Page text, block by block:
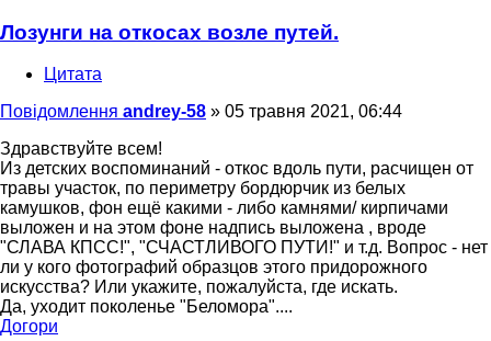
Лозунги на откосах возле путей.
Цитата
Повідомлення andrey-58 » 05 травня 2021, 06:44
Здравствуйте всем!
Из детских воспоминаний - откос вдоль пути, расчищен от
травы участок, по периметру бордюрчик из белых
камушков, фон ещё какими - либо камнями/ кирпичами
выложен и на этом фоне надпись выложена , вроде
"СЛАВА КПСС!", "СЧАСТЛИВОГО ПУТИ!" и т.д. Вопрос - нет
ли у кого фотографий образцов этого придорожного
искусства? Или укажите, пожалуйста, где искать.
Да, уходит поколенье "Беломора"....
Догори